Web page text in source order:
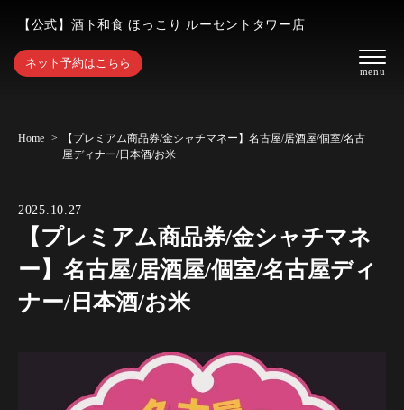
【公式】酒ト和食 ほっこり ルーセントタワー店
ネット予約はこちら
Home
【プレミアム商品券/金シャチマネー】名古屋/居酒屋/個室/名古
屋ディナー/日本酒/お米
2025.10.27
【プレミアム商品券/金シャチマネ
ー】名古屋/居酒屋/個室/名古屋ディ
ナー/日本酒/お米